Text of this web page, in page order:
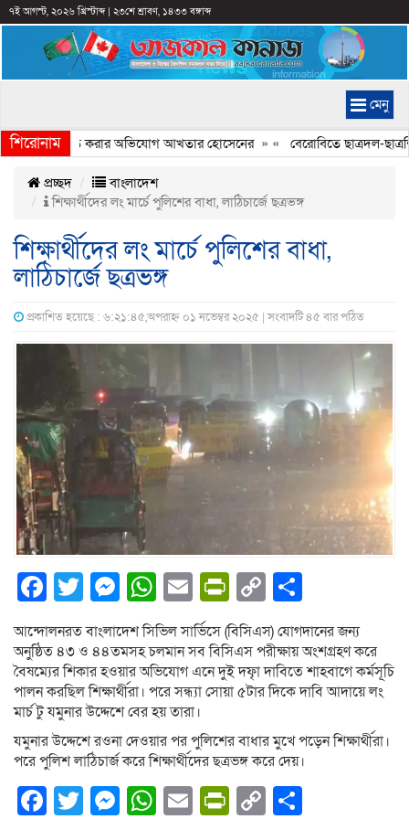
৭ই আগস্ট, ২০২৬ খ্রিস্টাব্দ| ২৩শে শ্রাবণ, ১৪৩৩ বঙ্গাব্দ
মেনু
শিরোনাম
ইতিহাস বিকৃত করার অভিযোগ আখতার হোসেনের» « বেরোবিতে ছাত্রদল-
প্রচ্ছদ
বাংলাদেশ
শিক্ষার্থীদের লং মার্চে পুলিশের বাধা, লাঠিচার্জে ছত্রভঙ্গ
শিক্ষার্থীদের লং মার্চে পুলিশের বাধা,
লাঠিচার্জে ছত্রভঙ্গ
প্রকাশিত হয়েছে : ৬:২১:৪৫,অপরাহ্ন ০১ নভেম্বর ২০২৫ | সংবাদটি ৪৫ বার পঠিত
Facebook
Twitter
Messenger
WhatsApp
EmailPrintFriendly
Copy
Link
আন্দোলনরত বাংলাদেশ সিভিল সার্ভিসে (বিসিএস) যোগদানের জন্য
অনুষ্ঠিত ৪৩ ও ৪৪তমসহ চলমান সব বিসিএস পরীক্ষায় অংশগ্রহণ করে
বৈষম্যের শিকার হওয়ার অভিযোগ এনে দুই দফাৃ দাবিতে শাহবাগে কর্মসূচি
পালন করছিল শিক্ষার্থীরা। পরে সন্ধ্যা সোয়া ৫টার দিকে দাবি আদায়ে লং
মার্চ টু যমুনার উদ্দেশে বের হয় তারা।
যমুনার উদ্দেশে রওনা দেওয়ার পর পুলিশের বাধার মুখে পড়েন শিক্ষার্থীরা।
পরে পুলিশ লাঠিচার্জ করে শিক্ষার্থীদের ছত্রভঙ্গ করে দেয়।
Facebook
Twitter
Messenger
WhatsApp
EmailPrintFriendly
Copy